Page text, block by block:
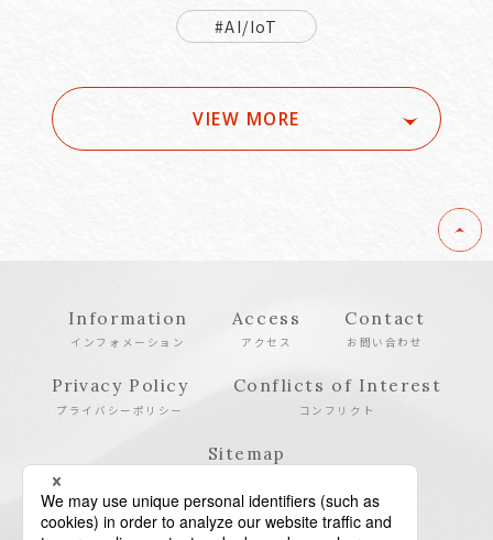
#AI/IoT
VIEW MORE
Information
インフォメーション
Access
アクセス
Contact
お問い合わせ
Privacy Policy
プライバシーポリシー
Conflicts of Interest
コンフリクト
Sitemap